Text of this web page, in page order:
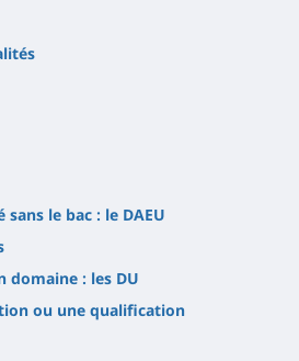
le bac : le DAEU
domaine : les DU
ou une qualification